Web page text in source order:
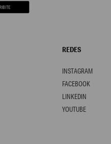
REDES
FACEBOOK
YOUTUBE
INSTAGRAM
LINKEDIN